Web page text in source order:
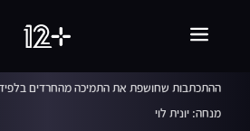
המהדורה המרכזית
ההתכתבות שחושפת את התמיכה מהחרדים
מנחה: יונית לוי